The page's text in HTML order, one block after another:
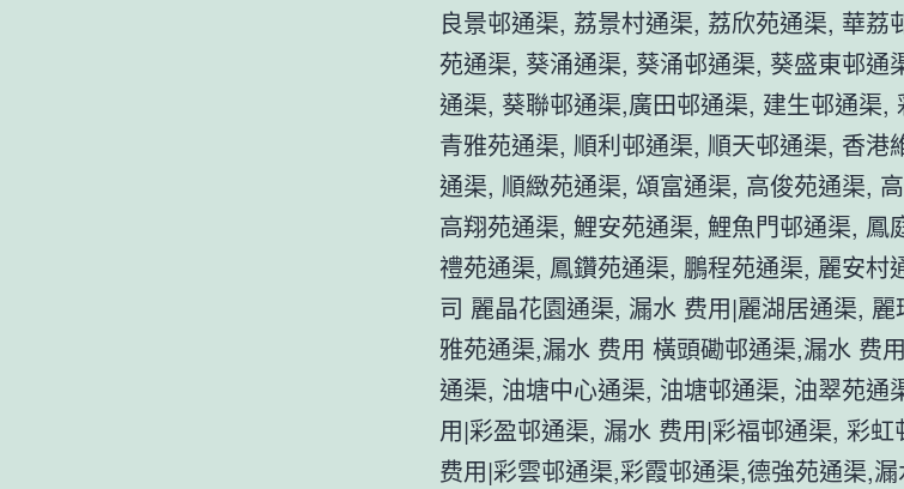
良景邨通渠, 荔景村通渠, 荔欣苑通渠, 華荔
苑通渠, 葵涌通渠, 葵涌邨通渠, 葵盛東邨通
通渠, 葵聯邨通渠,廣田邨通渠, 建生邨通渠,
青雅苑通渠, 順利邨通渠, 順天邨通渠, 香港
通渠, 順緻苑通渠, 頌富通渠, 高俊苑通渠,
高翔苑通渠, 鯉安苑通渠, 鯉魚門邨通渠, 鳳
禮苑通渠, 鳳鑽苑通渠, 鵬程苑通渠, 麗安村
司 麗晶花園通渠, 漏水 费用|麗湖居通渠,
雅苑通渠,漏水 费用 橫頭磡邨通渠,漏水 费
通渠, 油塘中心通渠, 油塘邨通渠, 油翠苑通
用|彩盈邨通渠, 漏水 费用|彩福邨通渠, 彩
费用|彩雲邨通渠,彩霞邨通渠,德強苑通渠,